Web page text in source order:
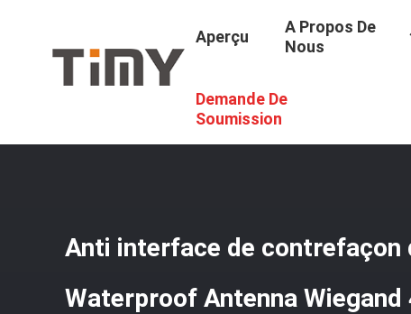
Aperçu
A Propos De
Nous
Demande De
Soumission
Contrôle D'accès De Carte De RFID
Anti interface de contrefaçon
Waterproof Antenna